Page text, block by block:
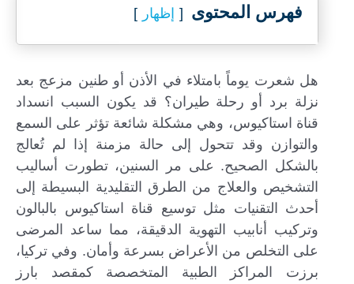
فهرس المحتوى إظهار
هل شعرت يوماً بامتلاء في الأذن أو طنين مزعج بعد
نزلة برد أو رحلة طيران؟ قد يكون السبب انسداد
قناة استاكيوس، وهي مشكلة شائعة تؤثر على السمع
والتوازن وقد تتحول إلى حالة مزمنة إذا لم تُعالج
بالشكل الصحيح. على مر السنين، تطورت أساليب
التشخيص والعلاج من الطرق التقليدية البسيطة إلى
أحدث التقنيات مثل توسيع قناة استاكيوس بالبالون
وتركيب أنابيب التهوية الدقيقة، مما ساعد المرضى
على التخلص من الأعراض بسرعة وأمان. وفي تركيا،
برزت المراكز الطبية المتخصصة كمقصد بارز
املأ النموذج لاستشارة مجانية !
سنكون على اتصال معك في أسرع وقت ممكن